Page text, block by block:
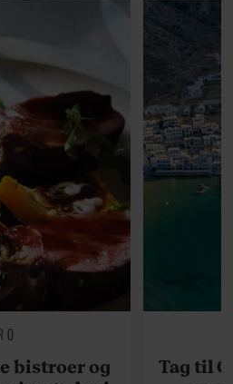
bistroer og
Tag til